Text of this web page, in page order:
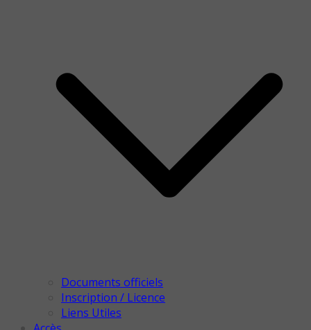
Documents officiels
Inscription / Licence
Liens Utiles